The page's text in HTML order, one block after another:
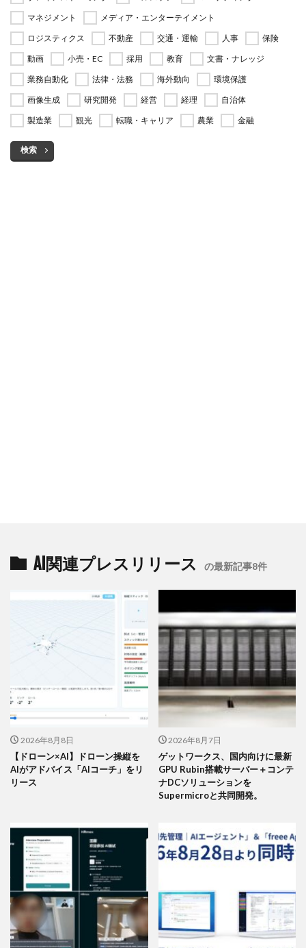
マネジメント
メディア・エンターテイメント
ロジスティクス
不動産 交通・運輸 人事
保険
動画
小売・EC 採用 教育
文書・ナレッジ
業務自動化
法律・法務 海外動向
環境保護
画像生成
研究開発 経営 経理
自治体
製造業
観光 転職・キャリア 農業 金融
検索
AI関連プレスリリース の最新記事8件
2026年8月8日
【ドローン×AI】ドローン操縦を
AIがアドバイス「AIコーチ」をリ
リース
2026年8月7日
ゲットワークス、国内向けに最新
GPU Rubin搭載サーバー＋コンテ
ナDCソリューションを
Supermicroと共同開発。